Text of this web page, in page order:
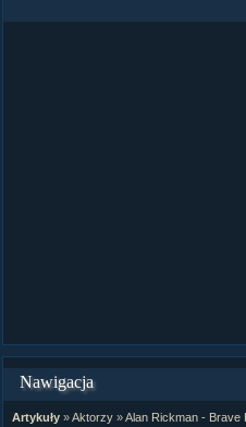
Nawigacja
Artykuły»Aktorzy»Alan Rickman - Brave